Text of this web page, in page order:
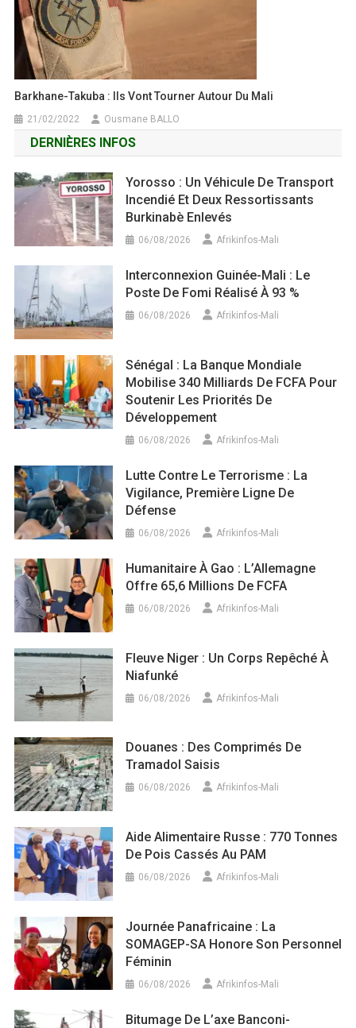
Barkhane-Takuba : Ils Vont Tourner Autour Du Mali
21/02/2022 Ousmane BALLO
DERNIÈRES INFOS
Yorosso : Un Véhicule De Transport
Incendié Et Deux Ressortissants
Burkinabè Enlevés
06/08/2026 Afrikinfos-Mali
Interconnexion Guinée-Mali : Le
Poste De Fomi Réalisé À 93 %
06/08/2026 Afrikinfos-Mali
Sénégal : La Banque Mondiale
Mobilise 340 Milliards De FCFA Pour
Soutenir Les Priorités De
Développement
06/08/2026 Afrikinfos-Mali
Lutte Contre Le Terrorisme : La
Vigilance, Première Ligne De
Défense
06/08/2026 Afrikinfos-Mali
Humanitaire À Gao : L’Allemagne
Offre 65,6 Millions De FCFA
06/08/2026 Afrikinfos-Mali
Fleuve Niger : Un Corps Repêché À
Niafunké
06/08/2026 Afrikinfos-Mali
Douanes : Des Comprimés De
Tramadol Saisis
06/08/2026 Afrikinfos-Mali
Aide Alimentaire Russe : 770 Tonnes
De Pois Cassés Au PAM
06/08/2026 Afrikinfos-Mali
Journée Panafricaine : La
SOMAGEP-SA Honore Son Personnel
Féminin
06/08/2026 Afrikinfos-Mali
Bitumage De L’axe Banconi-